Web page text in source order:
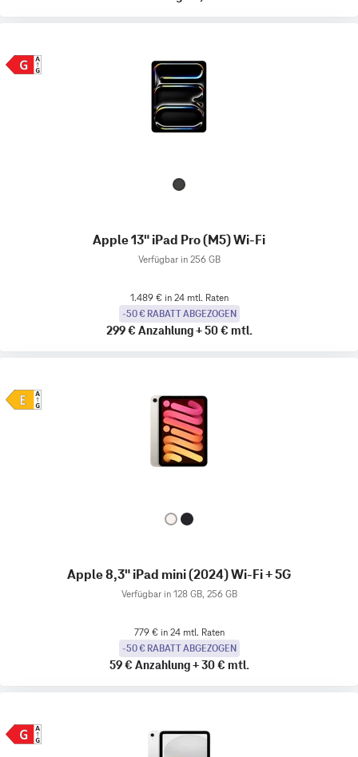
Apple 13" iPad Pro (M5) Wi-Fi
Verfügbar in 256 GB
1.489 € in 24 mtl. Raten
-50 € RABATT ABGEZOGEN
299 € Anzahlung+50 € mtl.
Apple 8,3" iPad mini (2024) Wi-Fi + 5G
Verfügbar in 128 GB, 256 GB
779 € in 24 mtl. Raten
-50 € RABATT ABGEZOGEN
59 € Anzahlung+30 € mtl.